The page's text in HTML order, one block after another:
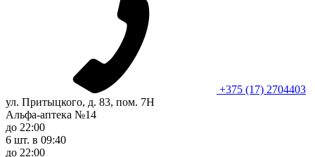
+375 (17) 2704403
ул. Притыцкого, д. 83, пом. 7Н
Альфа-аптека №14
до 22:00
6 шт. в 09:40
до 22:00